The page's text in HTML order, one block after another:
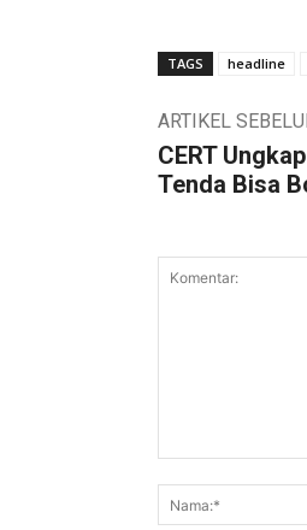
TAGS headline
ARTIKEL
CERT
Tenda Bisa